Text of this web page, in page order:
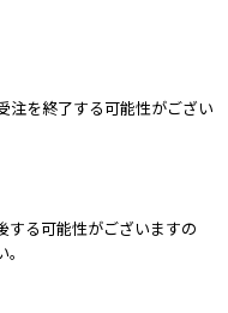
注を終了する可能性がござい
る可能性がございますの